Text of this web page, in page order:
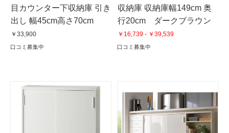
目カウンター下収納庫 引き
出し 幅45cm高さ70cm
￥33,900
口コミ募集中
収納庫 収納庫幅149cm 奥
行20cm ダークブラウン
￥16,739 - ￥39,539
口コミ募集中